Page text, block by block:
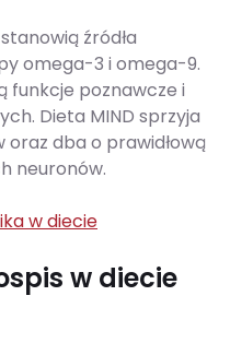
źródła
omega-3 i omega-9.
funkcje poznawcze i
Dieta MIND sprzyja
dba o prawidłową
neuronów.
w diecie
w diecie